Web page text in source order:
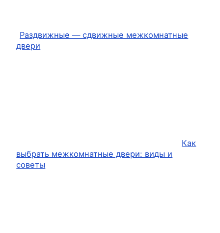
Раздвижные — сдвижные межкомнатные
двери
Как
выбрать межкомнатные двери: виды и
советы